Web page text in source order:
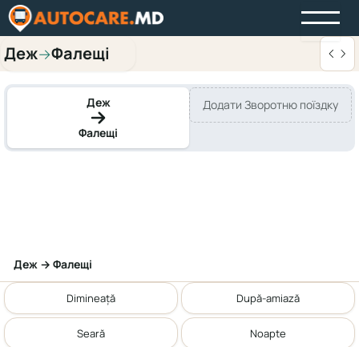
Деж→Фалещі
Деж
Фалещі
Додати Зворотню поїздку
Деж → Фалещі
Dimineață După-amiază
Seară Noapte